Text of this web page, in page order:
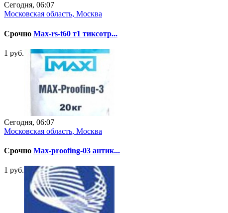
Сегодня, 06:07
Московская область, Москва
Срочно Max-rs-t60 т1 тиксотр...
1 руб.
Сегодня, 06:07
Московская область, Москва
Срочно Max-proofing-03 антик...
1 руб.